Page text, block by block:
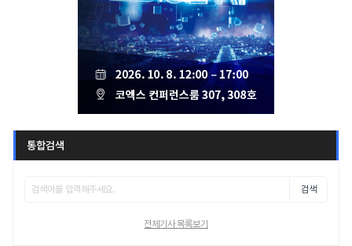
통합검색
검색
전체기사 목록보기